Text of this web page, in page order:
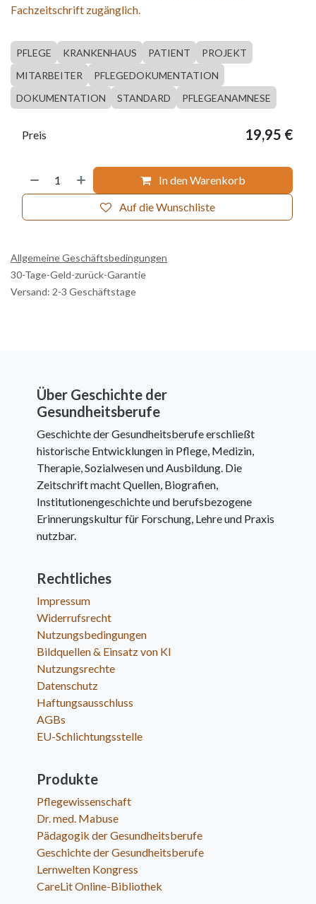
Fachzeitschrift zugänglich.
PFLEGE KRANKENHAUS PATIENT
PROJEKT
MITARBEITER
PFLEGEDOKUMENTATION
DOKUMENTATION
STANDARD PFLEGEANAMNESE
In den Warenkorb
Auf die Wunschliste
Preis 19,95 €
Allgemeine Geschäftsbedingungen
30-Tage-Geld-zurück-Garantie
Versand: 2-3 Geschäftstage
Über Geschichte der
Gesundheitsberufe
Geschichte der Gesundheitsberufe erschließt
historische Entwicklungen in Pflege, Medizin,
Therapie, Sozialwesen und Ausbildung. Die
Zeitschrift macht Quellen, Biografien,
Institutionengeschichte und berufsbezogene
Erinnerungskultur für Forschung, Lehre und Praxis
nutzbar.
Rechtliches
Impressum
Widerrufsrecht
Nutzungsbedingungen
Bildquellen & Einsatz von KI
Nutzungsrechte
Datenschutz
Haftungsausschluss
AGBs
EU-Schlichtungsstelle
Produkte
Pflegewissenschaft
Dr. med. Mabuse
Pädagogik der Gesundheitsberufe
Geschichte der Gesundheitsberufe
Lernwelten Kongress
CareLit Online-Bibliothek